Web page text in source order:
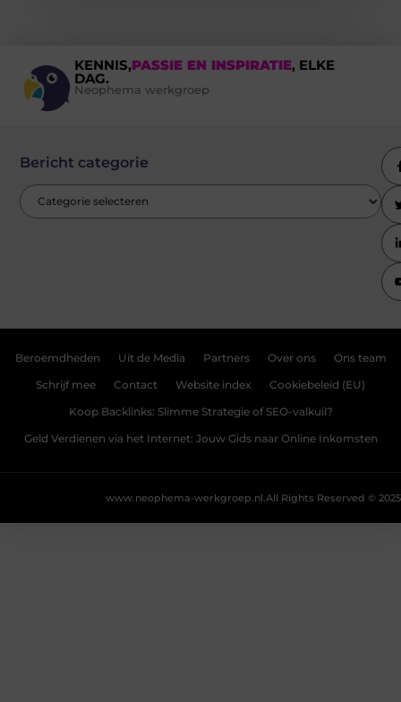
KENNIS,PASSIE EN INSPIRATIE, ELKE
DAG.
Neophema werkgroep
Bericht categorie
Beroemdheden Uit de Media Partners Over ons Ons team
Schrijf mee Contact Website index Cookiebeleid (EU)
Koop Backlinks: Slimme Strategie of SEO-valkuil?
Geld Verdienen via het Internet: Jouw Gids naar Online Inkomsten
All Rights Reserved © 2025
www.neophema-werkgroep.nl.